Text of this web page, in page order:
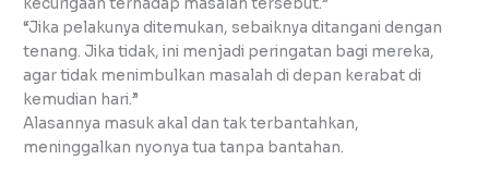
kecurigaan terhadap masalah tersebut.”
“Jika pelakunya ditemukan, sebaiknya ditangani dengan
tenang. Jika tidak, ini menjadi peringatan bagi mereka,
agar tidak menimbulkan masalah di depan kerabat di
kemudian hari.”
Alasannya masuk akal dan tak terbantahkan,
meninggalkan nyonya tua tanpa bantahan.